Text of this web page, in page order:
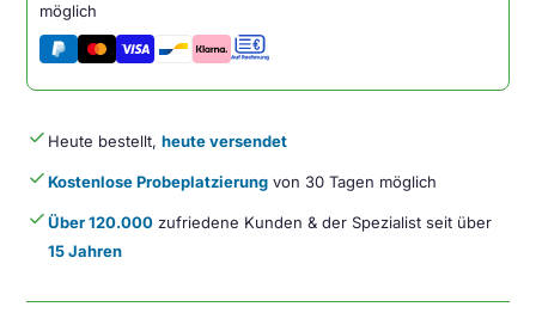
möglich
done Heute bestellt,heute versendet
doneKostenlose Probeplatzierung von 30 Tagen möglich
doneÜber 120.000 zufriedene Kunden & der Spezialist seit über
15 Jahren